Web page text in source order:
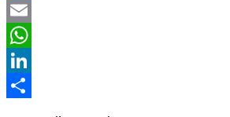
Twitter
Email
WhatsApp
LinkedIn